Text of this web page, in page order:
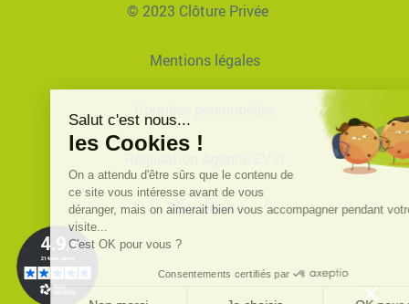
© 2023 Clôture Privée
Mentions légales
Plan de site